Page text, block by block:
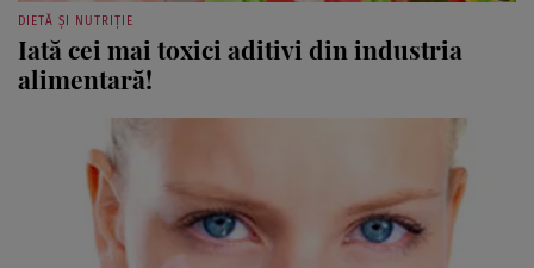
DIETĂ ȘI NUTRIȚIE
Iată cei mai toxici aditivi din industria
alimentară!